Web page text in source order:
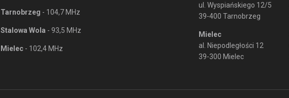
Tarnobrzeg - 104,7 MHz
Stalowa Wola - 93,5 MHz
Mielec - 102,4 MHz
ul. Wyspiańskiego 12/5
39-400 Tarnobrzeg
Mielec
al. Niepodległości 12
39-300 Mielec